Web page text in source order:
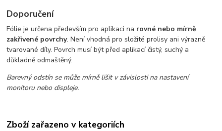
Doporučení
Fólie je určena především pro aplikaci na rovné nebo mírně
zakřivené povrchy. Není vhodná pro složité prolisy ani výrazně
tvarované díly. Povrch musí být před aplikací čistý, suchý a
důkladně odmaštěný.
Barevný odstín se může mírně lišit v závislosti na nastavení
monitoru nebo displeje.
Zboží zařazeno v kategoriích